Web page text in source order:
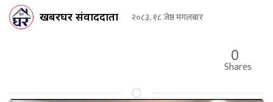
खबरघर संवाददाता २०८३, १८ जेष्ठ मंगलबार
0
Shares